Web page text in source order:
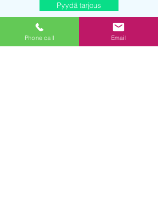
Pyydä tarjous
Phone call Email